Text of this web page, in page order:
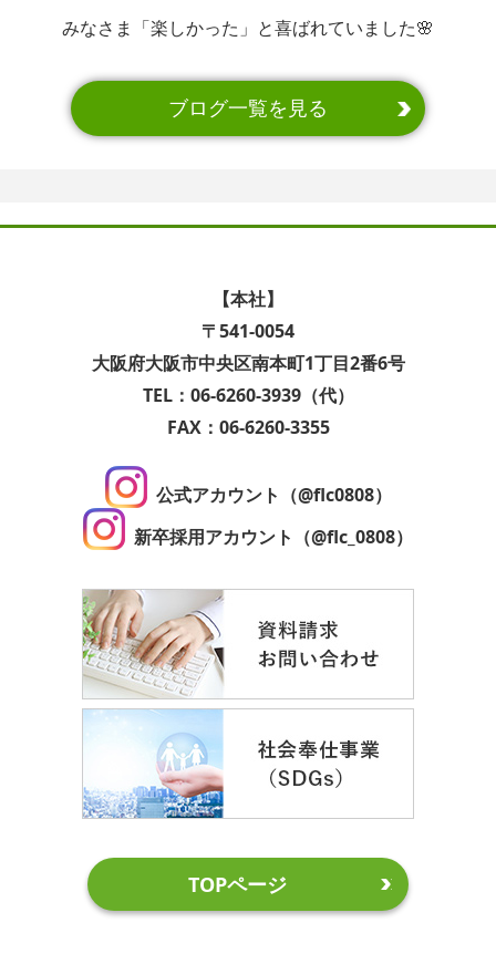
みなさま「楽しかった」と喜ばれていました🌸
ブログ一覧を見る
【本社】
〒541-0054
大阪府大阪市中央区南本町1丁目2番6号
TEL：06-6260-3939（代）
FAX：06-6260-3355
公式アカウント（@flc0808）
新卒採用アカウント（@flc_0808）
TOPページ